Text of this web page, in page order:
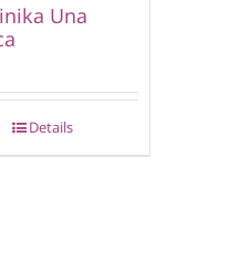
Una
Details